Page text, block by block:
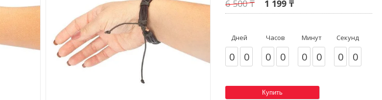
6 500 ₸ 1 199 ₸
Дней
0 0
Часов
0 0
Минут
0 0
Секунд
0 0
Купить